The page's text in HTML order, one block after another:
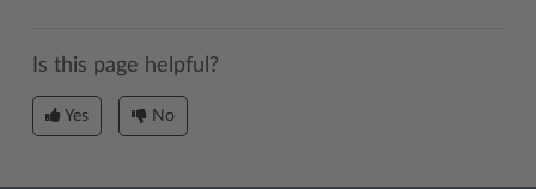
Is this page helpful?
Yes No